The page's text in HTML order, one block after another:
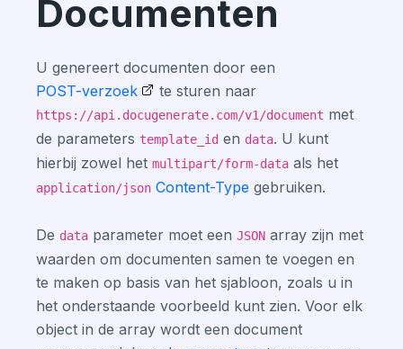
Documenten
U genereert documenten door een
POST-verzoek
te sturen naar
https://api.docugenerate.com/v1/document met
de parameters template_id en data. U kunt
hierbij zowel het multipart/form-data als het
application/json Content-Type gebruiken.
De data parameter moet een JSON array zijn met
waarden om documenten samen te voegen en
te maken op basis van het sjabloon, zoals u in
het onderstaande voorbeeld kunt zien. Voor elk
object in de array wordt een document